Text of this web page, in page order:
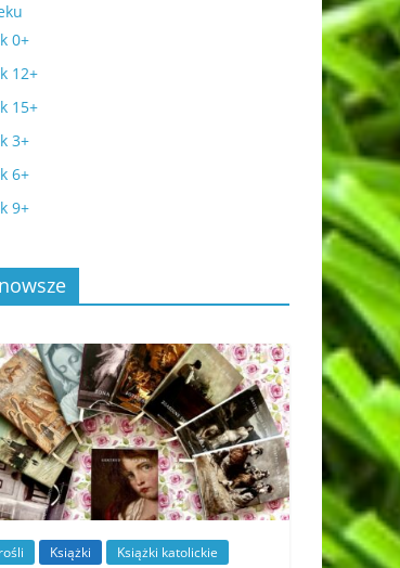
0+
12+
15+
3+
6+
9+
Książki Książki katolickie